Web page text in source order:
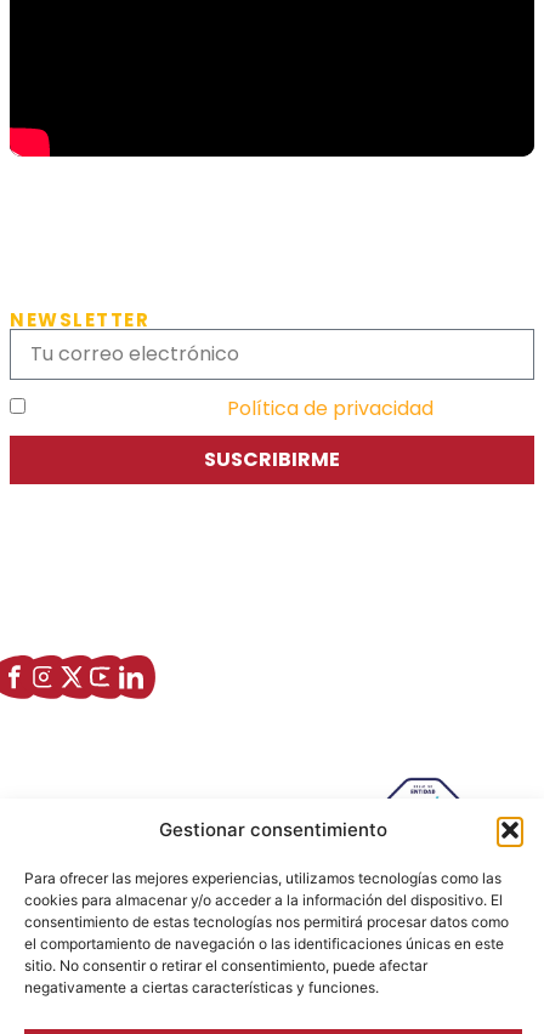
Gestionar consentimiento
Para ofrecer las mejores experiencias, utilizamos tecnologías como las
cookies para almacenar y/o acceder a la información del dispositivo. El
consentimiento de estas tecnologías nos permitirá procesar datos como
el comportamiento de navegación o las identificaciones únicas en este
sitio. No consentir o retirar el consentimiento, puede afectar
negativamente a ciertas características y funciones.
NEWSLETTER
Política de privacidad
SUSCRIBIRME
633 26 72 64
info@ajezaragoza.com
Aviso legal|Política de privacidad|Política de cookies